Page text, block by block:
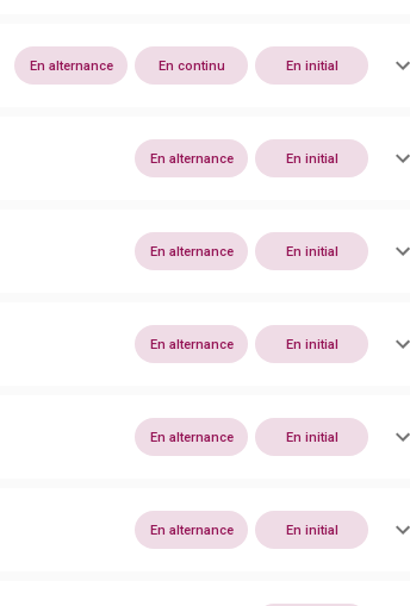
En alternance En continu En initial
En alternance En initial
En alternance En initial
En alternance En initial
En alternance En initial
En alternance En initial